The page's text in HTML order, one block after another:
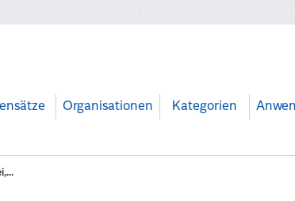
Organisationen Kategorien